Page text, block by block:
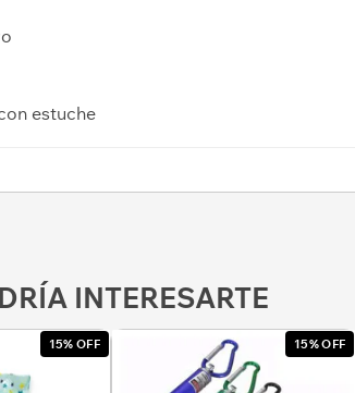
estuche
INTERESARTE
15% OFF 15% OFF